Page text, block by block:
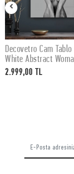
SEPETE EKLE
Decovetro Cam
White Abstract
50x70 cm
2.999,00 TL